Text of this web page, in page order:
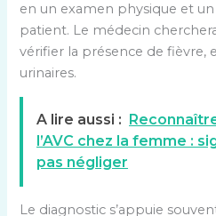
en un examen physique et
patient. Le médecin
vérifier la présence de fièvre,
urinaires.
A lire aussi :
l’AVC chez la femme :
pas négliger
Le diagnostic s’appuie